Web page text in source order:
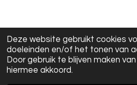
Deze website gebruikt cookies
doeleinden en/of het tonen van
Door gebruik te blijven maken
hiermee akkoord.